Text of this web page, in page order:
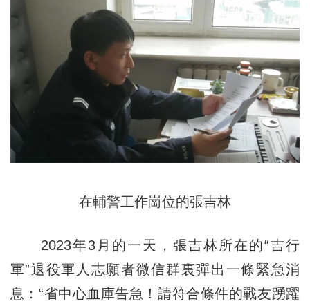
在輔警工作崗位的張吉林
2023年3月的一天，張吉林所在的“吉行
軍”退役軍人志願者微信群裏彈出一條緊急消
息：“省中心血庫告急！請符合條件的戰友踴躍